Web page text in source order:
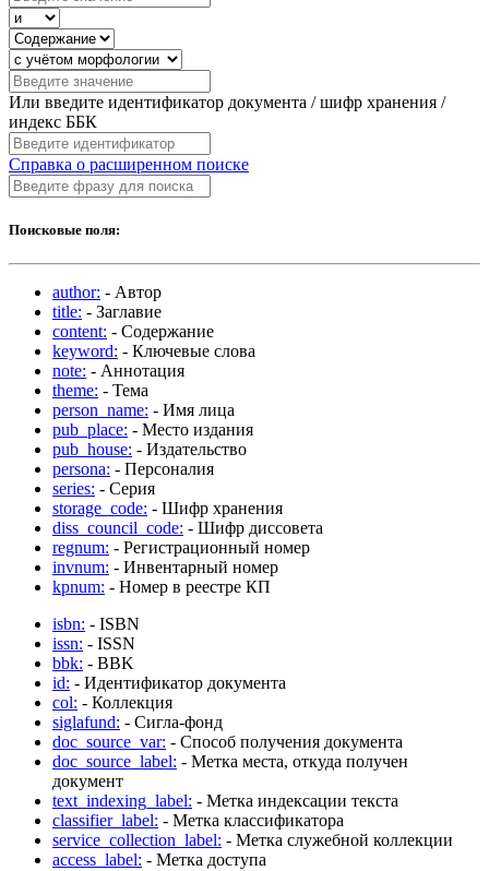
Или введите идентификатор документа / шифр хранения /
индекс ББК
Справка о расширенном поиске
Поисковые поля:
author: - Автор
title: - Заглавие
content: - Содержание
keyword: - Ключевые слова
note: - Аннотация
theme: - Тема
person_name: - Имя лица
pub_place: - Место издания
pub_house: - Издательство
persona: - Персоналия
series: - Серия
storage_code: - Шифр хранения
diss_council_code: - Шифр диссовета
regnum: - Регистрационный номер
invnum: - Инвентарный номер
kpnum: - Номер в реестре КП
isbn: - ISBN
issn: - ISSN
bbk: - BBK
id: - Идентификатор документа
col: - Коллекция
siglafund: - Сигла-фонд
doc_source_var: - Способ получения документа
doc_source_label: - Метка места, откуда получен
документ
text_indexing_label: - Метка индексации текста
classifier_label: - Метка классификатора
service_collection_label: - Метка служебной коллекции
access_label: - Метка доступа